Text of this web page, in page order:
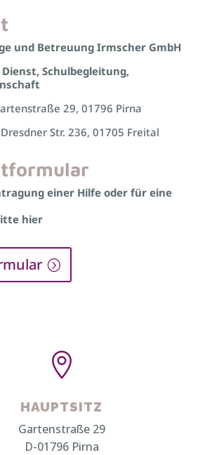
und Betreuung Irmscher GmbH
Schulbegleitung,
29, 01796 Pirna
Str. 236, 01705 Freital
einer Hilfe oder für eine
hier

HAUPTSITZ
Gartenstraße 29
D-01796 Pirna